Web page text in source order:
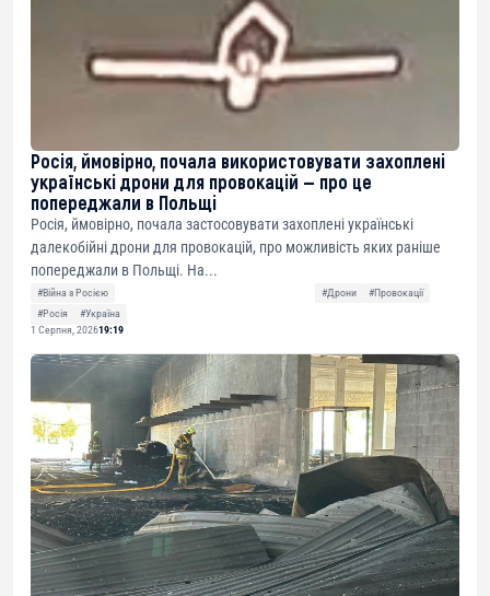
Росія, ймовірно, почала використовувати захоплені
українські дрони для провокацій — про це
попереджали в Польщі
Росія, ймовірно, почала застосовувати захоплені українські
далекобійні дрони для провокацій, про можливість яких раніше
попереджали в Польщі. На...
#Війна з Росією #Дрони
#Провокації
#Росія
#Україна
1 Серпня, 202619:19